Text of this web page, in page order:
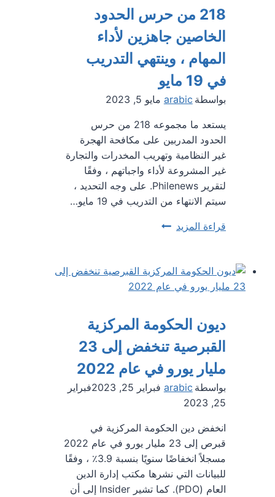
صلة
بين
اليهود
و”الأقصى”
218 من حرس الحدود
الخاصين جاهزين لأداء
المهام ، وينتهي التدريب
في 19 مايو
بواسطة arabic مايو 5, 2023
يستعد ما مجموعه 218 من حرس
الحدود المدربين على مكافحة الهجرة
غير النظامية وتهريب المخدرات والتجارة
غير المشروعة لأداء واجباتهم ، وفقًا
لتقرير Philenews. على وجه التحديد ،
سيتم الانتهاء من التدريب في 19 مايو…
قراءة المزيد 218
الحدود
الخاصين
لأداء
المهام
،
وينتهي
التدريب
في
مايو
ديون الحكومة المركزية
القبرصية تنخفض إلى 23
مليار يورو في عام 2022
بواسطة arabic فبراير 25, 2023
فبراير
25, 2023
انخفض دين الحكومة المركزية في
قبرص إلى 23 مليار يورو في عام 2022
مسجلاً انخفاضًا سنويًا بنسبة 3.9٪ ، وفقًا
للبيانات التي نشرها مكتب إدارة الدين
العام (PDO). كما تشير Insider إلى أن